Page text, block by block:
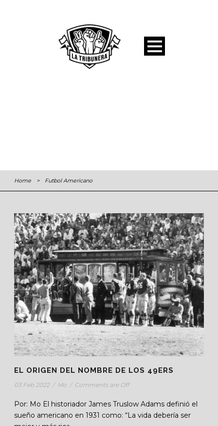
Home > Futbol Americano
EL ORIGEN DEL NOMBRE DE LOS 49ERS
03 Feb 2022 / Mo / Comments are Off
Por: Mo El historiador James Truslow Adams definió el
sueño americano en 1931 como: “La vida debería ser